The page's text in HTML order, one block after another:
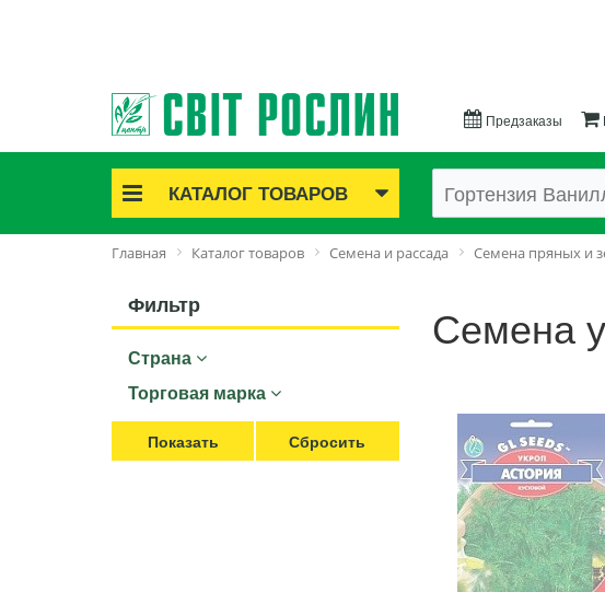
Предзаказы
КАТАЛОГ ТОВАРОВ
Акционные товары
Саженцы плодово-ягодные
Лук и чеснок
Саженцы декоративные
Главная Каталог товаров Семена и рассада Семена пряных и
Фильтр
Страна
Торговая марка
Семена